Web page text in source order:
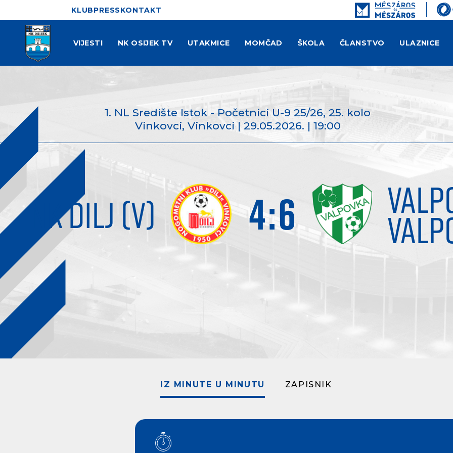
KLUBPRESSKONTAKT
VIJESTI NK OSIJEK TV UTAKMICE MOMČAD ŠKOLA ČLANSTVO ULAZNICE
1. NL Središte Istok - Početnici U-9 25/26, 25. kolo
Vinkovci, Vinkovci | 29.05.2026. | 19:00
NK DILJ (V) 4:6
IZ MINUTE U MINUTU ZAPISNIK